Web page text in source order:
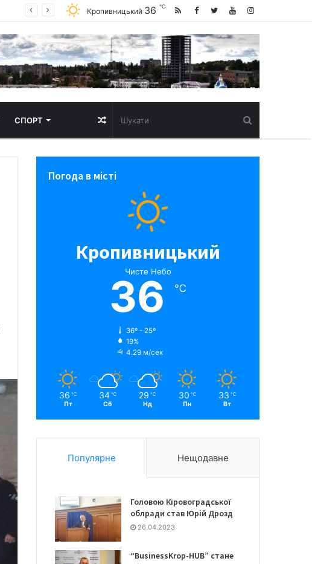
Кропивницький 36 ℃
СПОРТ Випадкова
стаття
Погода в місті
Кропивницький
Чисте Небо
36 ℃
36º - 25º
19%
4.29 м/сек
36 ℃
Пт
34 ℃
Сб
29 ℃
Нд
30 ℃
Пн
33 ℃
Вт
Популярне Нещодавне
Головою Кіровоградської
облради став Юрій Дрозд
26.04.2023
“BusinessKrop-HUB” стане